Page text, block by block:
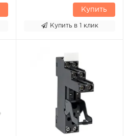
Купить
Купить в 1 клик